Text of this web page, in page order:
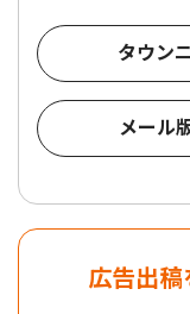
タウン
メール
広告出